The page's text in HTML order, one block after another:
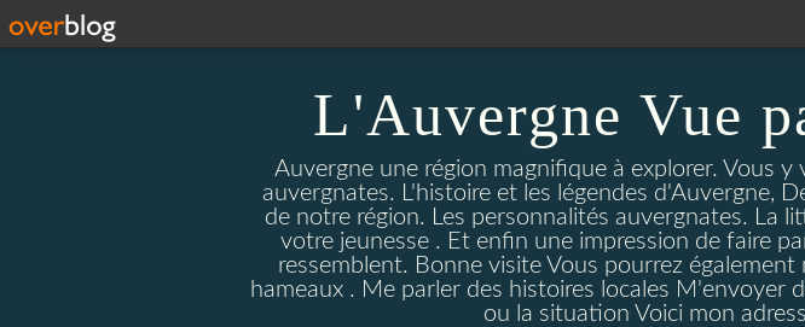
L'Auvergne Vue
Auvergne une région magnifique à explorer. Vous
auvergnates. L'histoire et les légendes d'Auvergne,
de notre région. Les personnalités auvergnates. La
votre jeunesse . Et enfin une impression de faire
ressemblent. Bonne visite Vous pourrez
hameaux . Me parler des histoires locales M'envoyer
ou la situation Voici mon